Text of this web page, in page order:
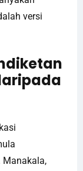
versi
Manakala,